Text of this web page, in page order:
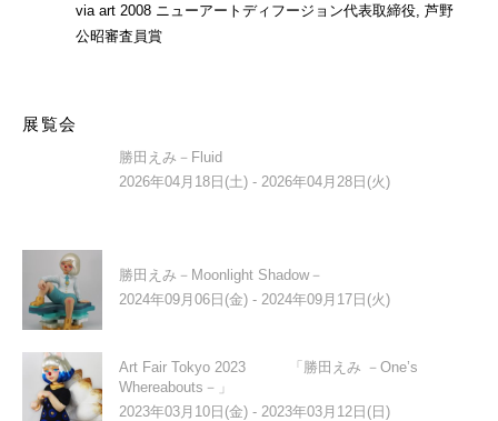
via art 2008 ニューアートディフージョン代表取締役, 芦野
公昭審査員賞
展覧会
勝田えみ－Fluid
2026年04月18日(土) - 2026年04月28日(火)
勝田えみ－Moonlight Shadow－
2024年09月06日(金) - 2024年09月17日(火)
Art Fair Tokyo 2023 「勝田えみ －One’s
Whereabouts－」
2023年03月10日(金) - 2023年03月12日(日)